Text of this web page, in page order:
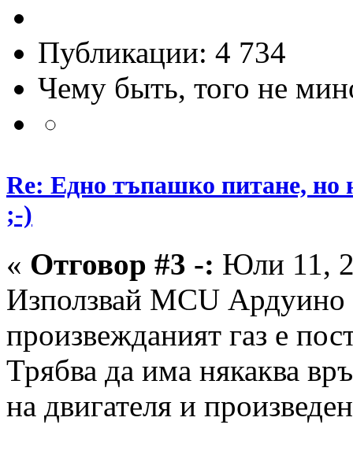
Публикации: 4 734
Чему быть, того не
Re: Едно тъпашко питане, но
;-)
« Отговор #3 -: Юли 11,
Използвай MCU Ардуино
произвежданият газ е
Трябва да има някаква
на двигателя и